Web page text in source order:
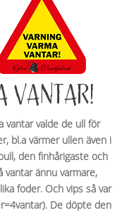
VANTAR!
vantar valde de ull för
bl.a värmer ullen även i
, den finhårigaste och
vantar ännu varmare,
foder. Och vips så var
De döpte den